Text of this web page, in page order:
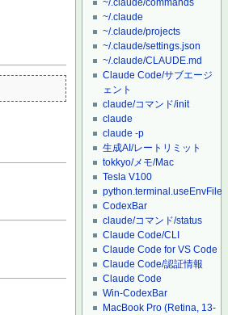
~/.claude/commands
~/.claude
~/.claude/projects
~/.claude/settings.json
~/.claude/CLAUDE.md
Claude Code/サブエージ
ェント
claude/コマンド/init
claude
claude -p
生成AI/レートリミット
tokkyo/メモ/Mac
Tesla V100
python.terminal.useEnvFile
CodexBar
claude/コマンド/status
Claude Code/CLI
Claude Code for VS Code
Claude Code/認証情報
Claude Code
Win-CodexBar
MacBook Pro (Retina, 13-